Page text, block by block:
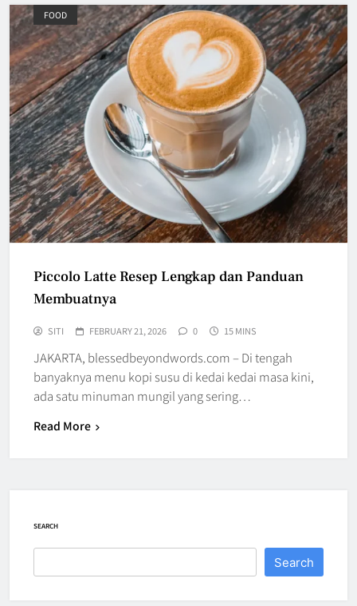
FOOD
Piccolo Latte Resep Lengkap dan Panduan
Membuatnya
SITI FEBRUARY 21, 2026 0 15 MINS
JAKARTA, blessedbeyondwords.com – Di tengah
banyaknya menu kopi susu di kedai kedai masa kini,
ada satu minuman mungil yang sering…
Read More
SEARCH
Search